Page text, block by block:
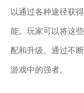
以通过各种途径获
能。玩家可以将这
配和升级。通过不
游戏中的强者。